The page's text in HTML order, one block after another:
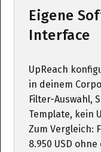
Eigene
Interface
UpReach
in deinem
Filter-Auswahl,
Template, kein
Zum Vergleich:
8.950 USD